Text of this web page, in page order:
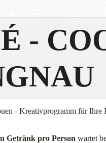
-
- Kreativprogramm für Ihre
Getränk pro Person wartet